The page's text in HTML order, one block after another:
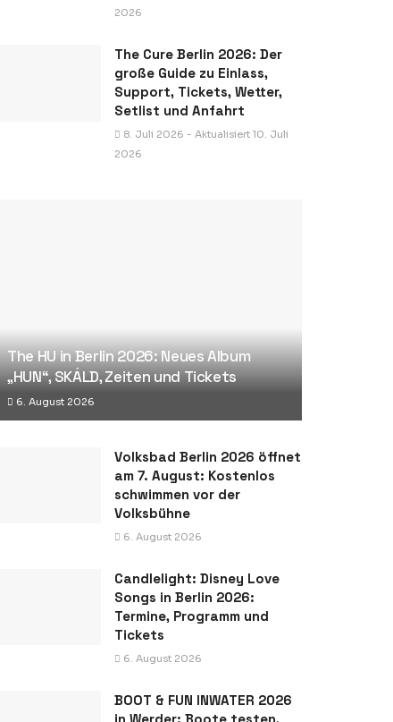
2026
The Cure Berlin 2026: Der
große Guide zu Einlass,
Support, Tickets, Wetter,
Setlist und Anfahrt
8. Juli 2026 - Aktualisiert 10. Juli
2026
The HU in Berlin 2026: Neues Album
„HUN“, SKÁLD, Zeiten und Tickets
6. August 2026
Volksbad Berlin 2026 öffnet
am 7. August: Kostenlos
schwimmen vor der
Volksbühne
6. August 2026
Candlelight: Disney Love
Songs in Berlin 2026:
Termine, Programm und
Tickets
6. August 2026
BOOT & FUN INWATER 2026
in Werder: Boote testen,